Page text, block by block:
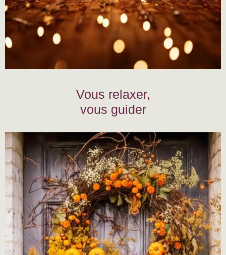
Vous relaxer,
vous guider